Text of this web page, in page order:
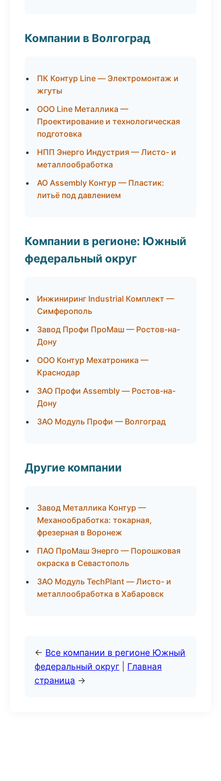
Компании в Волгоград
ПК Контур Line — Электромонтаж и
жгуты
ООО Line Металлика —
Проектирование и технологическая
подготовка
НПП Энерго Индустрия — Листо- и
металлообработка
АО Assembly Контур — Пластик:
литьё под давлением
Компании в регионе: Южный
федеральный округ
Инжиниринг Industrial Комплект —
Симферополь
Завод Профи ПроМаш — Ростов-на-
Дону
ООО Контур Мехатроника —
Краснодар
ЗАО Профи Assembly — Ростов-на-
Дону
ЗАО Модуль Профи — Волгоград
Другие компании
Завод Металлика Контур —
Механообработка: токарная,
фрезерная в Воронеж
ПАО ПроМаш Энерго — Порошковая
окраска в Севастополь
ЗАО Модуль TechPlant — Листо- и
металлообработка в Хабаровск
← Все компании в регионе Южный
федеральный округ
Главная
страница →